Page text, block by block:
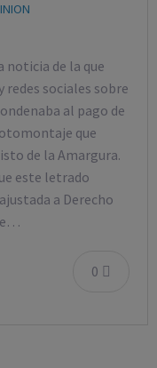
noticia de la que
sociales sobre
al pago de
que
de la Amargura.
este letrado
a Derecho
0